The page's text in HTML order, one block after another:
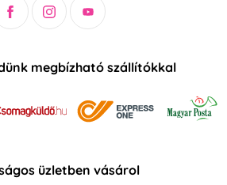
megbízható szállítókkal
üzletben vásárol